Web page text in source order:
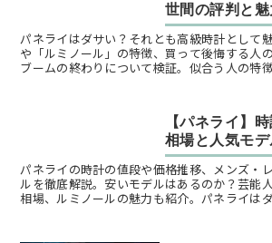
世間の評判と
パネライはダサい？それとも高級時計として
や「ルミノール」の特徴、買って後悔する人
ブームの終わりについて検証。似合う人の特
【パネライ】
相場と人気モ
パネライの時計の値段や価格推移、メンズ・
ルを徹底解説。安いモデルはあるのか？芸能
相場、ルミノールの魅力も紹介。パネライは